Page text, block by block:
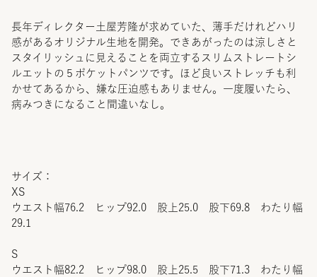
長年ディレクター土屋芳隆が求めていた、薄手だけれどハリ
感があるオリジナル生地を開発。できあがったのは涼しさと
スタイリッシュに見えることを両立するスリムストレートシ
ルエットの５ポケットパンツです。ほど良いストレッチも利
かせてあるから、嫌な圧迫感もありません。一度履いたら、
病みつきになること間違いなし。
サイズ：
XS
ウエスト幅76.2 ヒップ92.0 股上25.0 股下69.8 わたり幅
29.1
S
ウエスト幅82.2 ヒップ98.0 股上25.5 股下71.3 わたり幅